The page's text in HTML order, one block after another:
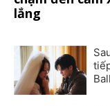
lắng